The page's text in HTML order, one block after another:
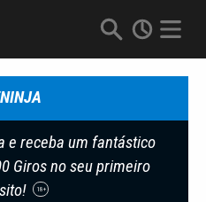
e receba um fantástico
Giros no seu primeiro
18+